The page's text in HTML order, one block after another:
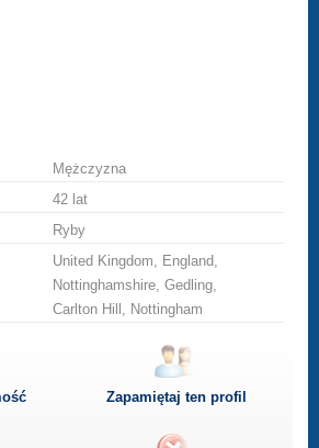
Mężczyzna
42 lat
Ryby
United Kingdom, England,
Nottinghamshire, Gedling,
Carlton Hill, Nottingham
Zapamiętaj ten profil